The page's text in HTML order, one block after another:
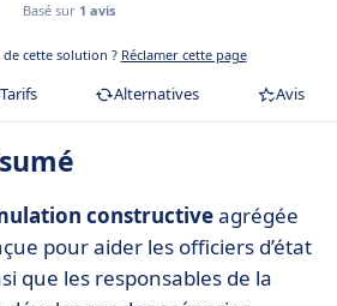
Basé sur 1 avis
cette solution ? Réclamer cette page
Tarifs Alternatives Avis
constructiveagrégée
pour aider les officiers d’état
que les responsables de la